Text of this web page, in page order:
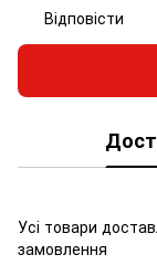
Відповісти
Усі товари
замовлення